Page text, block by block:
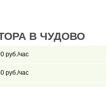
В ЧУДОВО
руб./час
руб./час